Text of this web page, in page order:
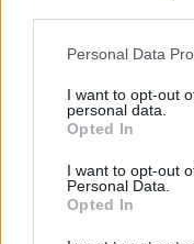
Personal Data
I want to opt-out
personal data.
Opted In
I want to opt-out
Personal Data.
Opted In